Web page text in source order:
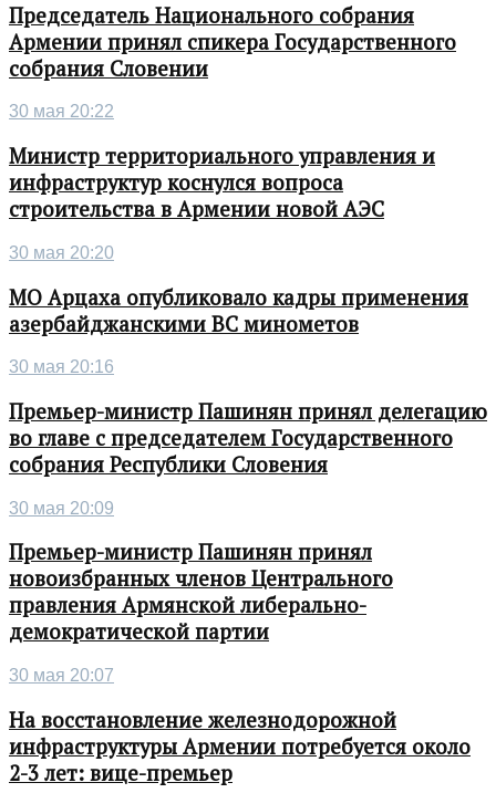
Председатель Национального собрания
Армении принял спикера Государственного
собрания Словении
30 мая 20:22
Министр территориального управления и
инфраструктур коснулся вопроса
строительства в Армении новой АЭС
30 мая 20:20
МО Арцаха опубликовало кадры применения
азербайджанскими ВС минометов
30 мая 20:16
Премьер-министр Пашинян принял делегацию
во главе с председателем Государственного
собрания Республики Словения
30 мая 20:09
Премьер-министр Пашинян принял
новоизбранных членов Центрального
правления Армянской либерально-
демократической партии
30 мая 20:07
На восстановление железнодорожной
инфраструктуры Армении потребуется около
2-3 лет: вице-премьер